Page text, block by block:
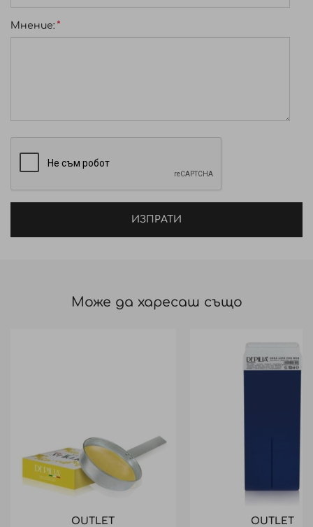
Мнение:
ИЗПРАТИ
Може да харесаш също
OUTLET
OUTLET